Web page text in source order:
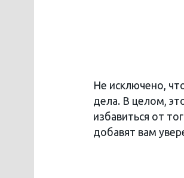
Не исключено,
дела. В целом,
избавиться от
добавят вам